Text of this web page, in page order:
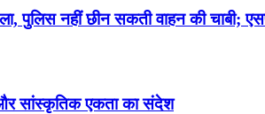
पुलिस नहीं छीन सकती वाहन की चाबी;
और सांस्कृतिक एकता का संदेश